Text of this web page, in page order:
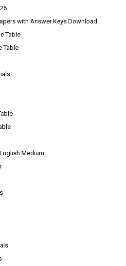
with Answer Keys Download
Table
Table
Medium